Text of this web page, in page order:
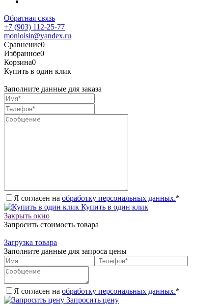
Обратная связь
+7 (903) 112-25-77
monloisir@yandex.ru
Сравнение0
Избранное0
Корзина0
Купить в один клик
Заполните данные для заказа
Я согласен на обработку персональных данных.*
Купить в один клик
Закрыть окно
Запросить стоимость товара
Загрузка товара
Заполните данные для запроса цены
Я согласен на обработку персональных данных.*
Запросить цену